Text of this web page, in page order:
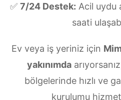
✅ 7/24 Destek: Acil uydu
saati
Ev veya iş yeriniz için
yakınımda
bölgelerinde hızlı ve
kurulumu